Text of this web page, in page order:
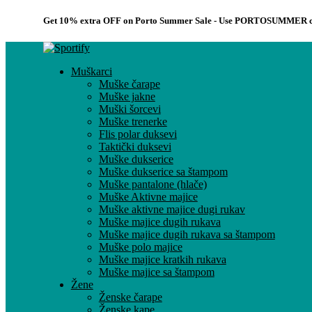
Get 10% extra OFF on Porto Summer Sale - Use PORTOSUMMER
Muškarci
Muške čarape
Muške jakne
Muški šorcevi
Muške trenerke
Flis polar duksevi
Taktički duksevi
Muške dukserice
Muške dukserice sa štampom
Muške pantalone (hlače)
Muške Aktivne majice
Muške aktivne majice dugi rukav
Muške majice dugih rukava
Muške majice dugih rukava sa štampom
Muške polo majice
Muške majice kratkih rukava
Muške majice sa štampom
Žene
Ženske čarape